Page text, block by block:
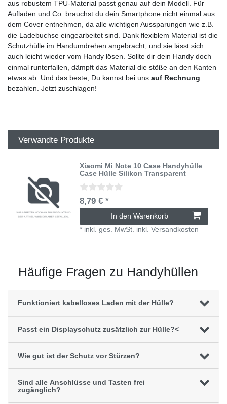
aus robustem TPU-Material passt genau auf dein Modell. Für
Aufladen und Co. brauchst du dein Smartphone nicht einmal aus
dem Cover entnehmen, da alle wichtigen Aussparungen wie z.B.
die Ladebuchse eingearbeitet sind. Dank flexiblem Material ist die
Schutzhülle im Handumdrehen angebracht, und sie lässt sich
auch leicht wieder vom Handy lösen. Sollte dir dein Handy doch
einmal runterfallen, dämpft das Material die stöße an den Kanten
etwas ab. Und das beste, Du kannst bei uns auf Rechnung
bezahlen. Jetzt zuschlagen!
Verwandte Produkte
Xiaomi Mi Note 10 Case Handyhülle
Case Hülle Silikon Transparent
8,79 € *
In den Warenkorb
* inkl. ges. MwSt. inkl.Versandkosten
Häufige Fragen zu Handyhüllen
Funktioniert kabelloses Laden mit der Hülle?
Passt ein Displayschutz zusätzlich zur Hülle?<
Wie gut ist der Schutz vor Stürzen?
Sind alle Anschlüsse und Tasten frei
zugänglich?